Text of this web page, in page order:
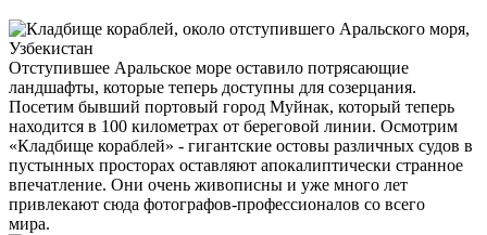
Отступившее Аральское море оставило потрясающие
ландшафты, которые теперь доступны для созерцания.
Посетим бывший портовый город Муйнак, который теперь
находится в 100 километрах от береговой линии. Осмотрим
«Кладбище кораблей» - гигантские остовы различных судов в
пустынных просторах оставляют апокалиптически странное
впечатление. Они очень живописны и уже много лет
привлекают сюда фотографов-профессионалов со всего
мира.